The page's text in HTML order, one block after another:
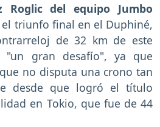
Roglic del equipo Jumbo
triunfo final en el Duphiné,
de 32 km de este
"un gran desafío", ya que
no disputa una crono tan
desde que logró el título
en Tokio, que fue de 44